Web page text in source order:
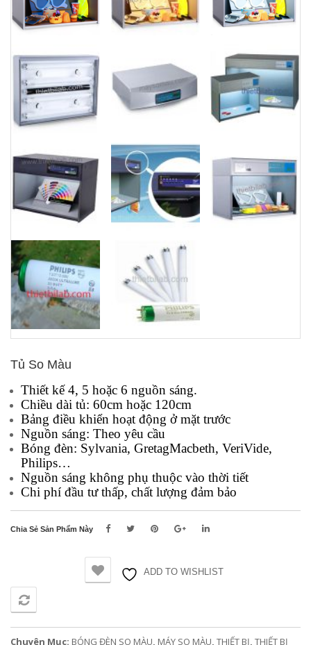
Tủ So Màu
Thiết kế 4, 5 hoặc 6 nguồn sáng.
Chiều dài tủ: 60cm hoặc 120cm
Bảng điều khiển hoạt động ở mặt trước
Nguồn sáng: Theo yêu cầu
Bóng đèn: Sylvania, GretagMacbeth, VeriVide,
Philips…
Nguồn sáng không phụ thuộc vào thời tiết
Chi phí đầu tư thấp, chất lượng đảm bảo
Chia Sẻ Sản Phẩm Này
ADD TO WISHLIST
Chuyên Mục: BÓNG ĐÈN SO MÀU, MÁY SO MÀU, THIẾT BỊ, THIẾT BỊ